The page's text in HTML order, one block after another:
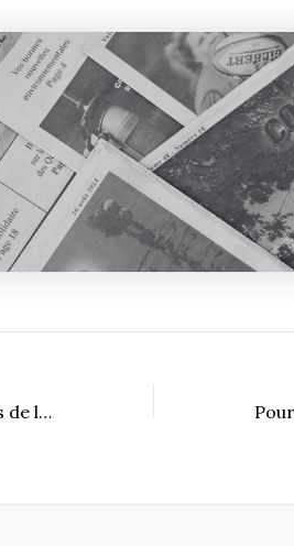
Rendre les entreprises alliées de la biodiversité